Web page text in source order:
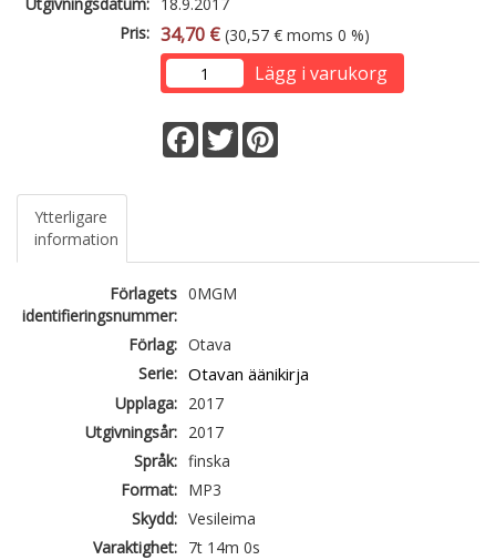
Utgivningsdatum: 18.9.2017
Pris: 34,70 € (30,57 € moms 0 %)
Lägg i varukorg
Facebook
Twitter
Ytterligare
information
Förlagets
identifieringsnummer:
0MGM
Förlag: Otava
Serie: Otavan äänikirja
Upplaga: 2017
Utgivningsår: 2017
Språk: finska
Format: MP3
Skydd: Vesileima
Varaktighet: 7t 14m 0s